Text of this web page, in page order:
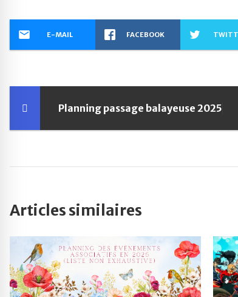
E-MAIL FACEBOOK
Planning passage balayeuse 2025
Articles similaires